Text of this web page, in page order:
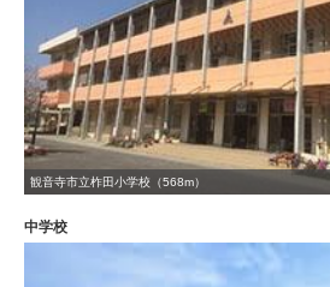
観音寺市立柞田小学校（568m）
中学校